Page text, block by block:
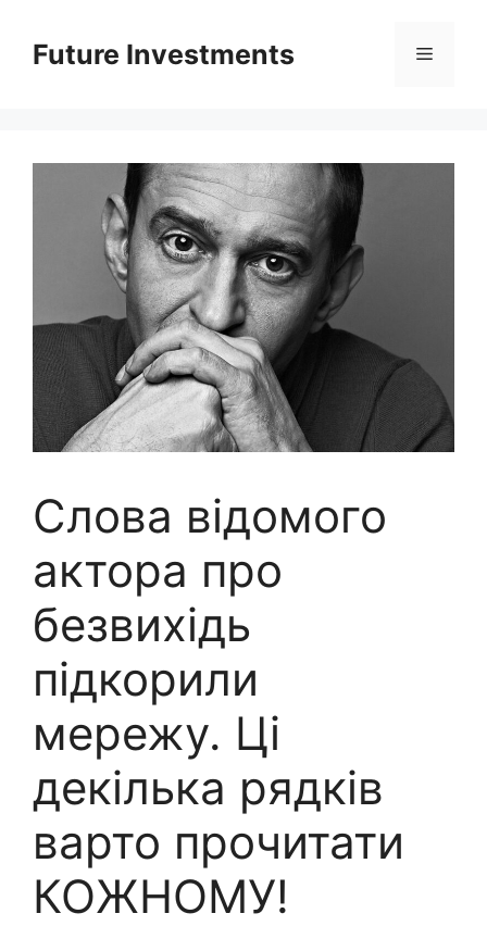
вмістуFuture Investments Меню
Слова відомого
актора про
безвихідь
підкорили
мережу. Ці
декілька рядків
варто прочитати
КОЖНОМУ!